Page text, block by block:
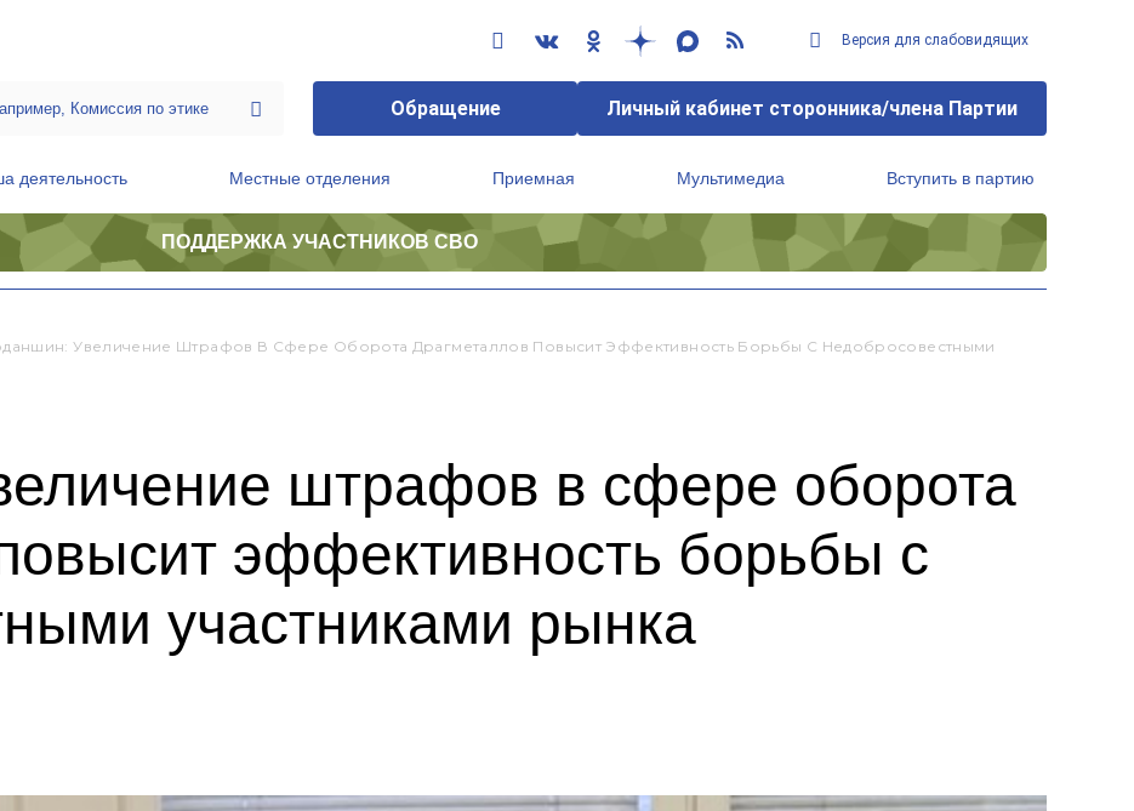
Версия для слабовидящих
Обращение Личный кабинет сторонника/члена Партии
деятельность Местные отделения Приемная Мультимедиа Вступить в партию
ПОДДЕРЖКА УЧАСТНИКОВ СВО
Увеличение Штрафов В Сфере Оборота Драгметаллов Повысит Эффективность Борьбы С Недобросовестными
штрафов в сфере оборота
эффективность борьбы с
участниками рынка